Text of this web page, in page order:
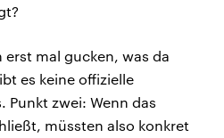
erst mal gucken, was da
es keine offizielle
Punkt zwei: Wenn das
müssten also konkret